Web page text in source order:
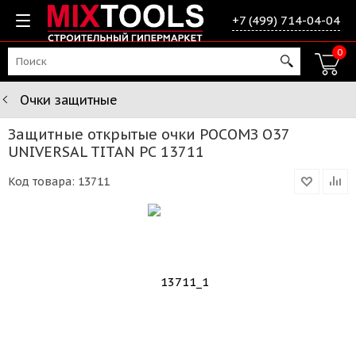
+7 (499) 714-04-04
0
Очки защитные
Защитные открытые очки РОСОМЗ О37
UNIVERSAL TITAN PС 13711
Код товара: 13711